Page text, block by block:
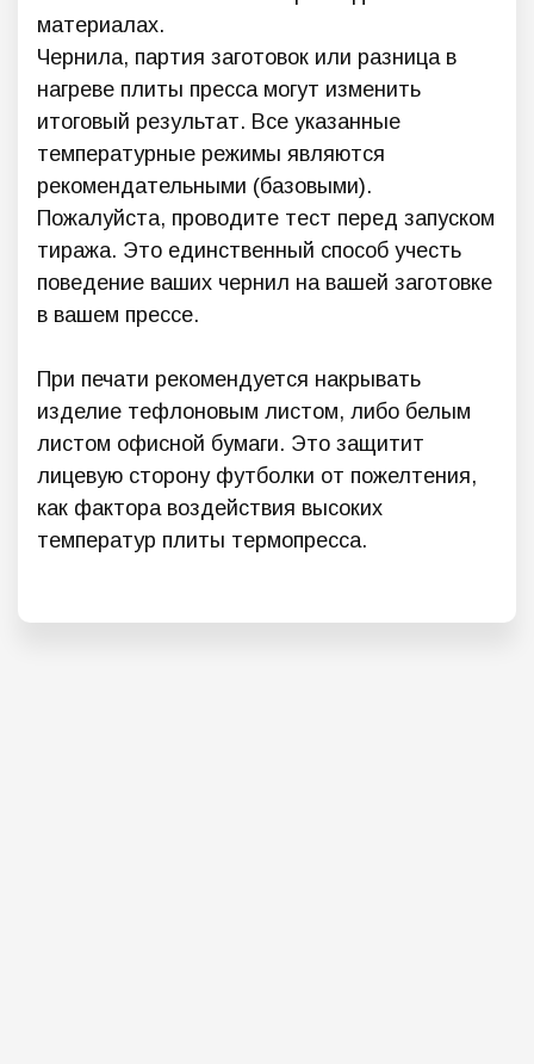
материалах.
Чернила, партия заготовок или разница в
нагреве плиты пресса могут изменить
итоговый результат. Все указанные
температурные режимы являются
рекомендательными (базовыми).
Пожалуйста, проводите тест перед запуском
тиража. Это единственный способ учесть
поведение ваших чернил на вашей заготовке
в вашем прессе.
При печати рекомендуется накрывать
изделие тефлоновым листом, либо белым
листом офисной бумаги. Это защитит
лицевую сторону футболки от пожелтения,
как фактора воздействия высоких
температур плиты термопресса.